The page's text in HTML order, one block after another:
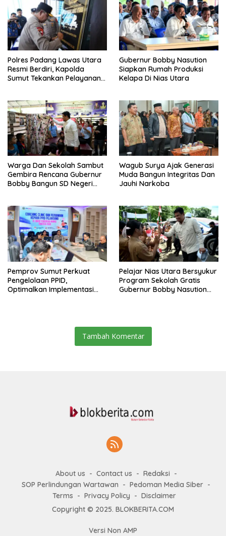
Polres Padang Lawas Utara
Resmi Berdiri, Kapolda
Sumut Tekankan Pelayanan
Gubernur Bobby Nasution
Siapkan Rumah Produksi
Kelapa Di Nias Utara
Warga Dan Sekolah Sambut
Gembira Rencana Gubernur
Bobby Bangun SD Negeri
Wagub Surya Ajak Generasi
Muda Bangun Integritas Dan
Jauhi Narkoba
Pemprov Sumut Perkuat
Pengelolaan PPID,
Optimalkan Implementasi
Pelajar Nias Utara Bersyukur
Program Sekolah Gratis
Gubernur Bobby Nasution
Tambah Komentar
About us Contact us
Redaksi
SOP Perlindungan Wartawan
Pedoman Media Siber
Terms
Privacy Policy
Disclaimer
Copyright © 2025. BLOKBERITA.COM
Versi Non AMP